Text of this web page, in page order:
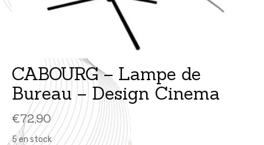
CABOURG – Lampe de
Bureau – Design Cinema
€72,90
5 en stock